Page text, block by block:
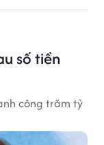
số tiền
công trăm tỷ